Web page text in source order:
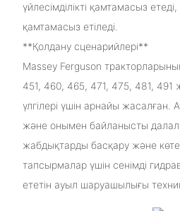
үйлесімділікті қамтамасыз
қамтамасыз етіледі.
**Қолдану сценарийлері**
Massey Ferguson
451, 460, 465, 471, 475, 481, 491
үлгілері үшін арнайы
және онымен байланысты
жабдықтарды басқару және
тапсырмалар үшін сенімді
ететін ауыл шаруашылығы